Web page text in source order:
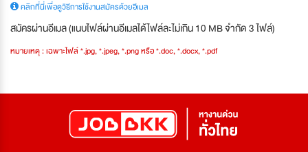
คลิกที่นี่เพื่อดูวิธีการใช้งานสมัครด้วยอีเมล
สมัครผ่านอีเมล (แนบไฟล์ผ่านอีเมลได้ไฟล์ละไม่เกิน 10 MB จำกัด 3 ไฟล์)
หมายเหตุ : เฉพาะไฟล์ *.jpg, *.jpeg, *.png หรือ *.doc, *.docx, *.pdf